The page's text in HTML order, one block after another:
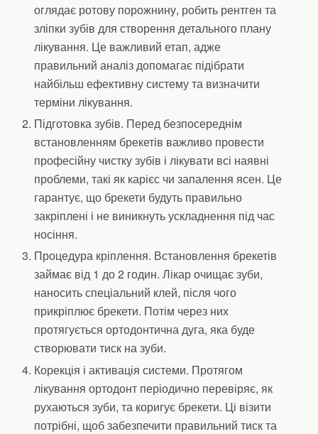
оглядає ротову порожнину, робить рентген та
зліпки зубів для створення детального плану
лікування. Це важливий етап, адже
правильний аналіз допомагає підібрати
найбільш ефективну систему та визначити
терміни лікування.
Підготовка зубів. Перед безпосереднім
встановленням брекетів важливо провести
професійну чистку зубів і лікувати всі наявні
проблеми, такі як карієс чи запалення ясен. Це
гарантує, що брекети будуть правильно
закріплені і не виникнуть ускладнення під час
носіння.
Процедура кріплення. Встановлення брекетів
займає від 1 до 2 годин. Лікар очищає зуби,
наносить спеціальний клей, після чого
прикріплює брекети. Потім через них
протягується ортодонтична дуга, яка буде
створювати тиск на зуби.
Корекція і активація системи. Протягом
лікування ортодонт періодично перевіряє, як
рухаються зуби, та коригує брекети. Ці візити
потрібні, щоб забезпечити правильний тиск та